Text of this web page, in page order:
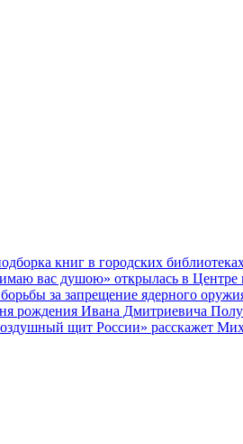
книг в городских
вас душою» открылась в Центре
за запрещение ядерного
рождения Ивана Дмитриевича
щит России» расскажет